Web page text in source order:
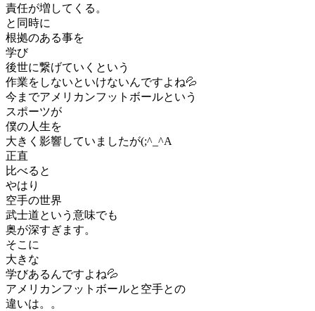
責任が増してくる。
と同時に
根拠のある事を
学び
後世に繋げていくという
作業をしないといけないんですよね💦
今までアメリカンフットボールという
スポーツが
僕の人生を
大きく影響していましたが(;^_^A
正直
比べると
やはり
空手の世界
武士道という意味でも
奥が深すぎます。
そこに
大きな
学びあるんですよね💦
アメリカンフットボールと空手との
違いは。。